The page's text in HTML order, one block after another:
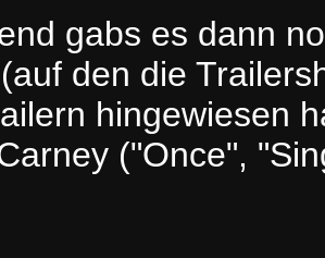
gabs es dann
den die
hingewiesen
("Once",